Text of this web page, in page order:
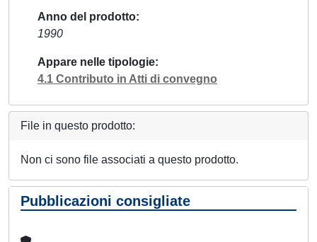
Anno del prodotto
1990
Appare nelle tipologie
4.1 Contributo in Atti di convegno
File in questo prodotto:
Non ci sono file associati a questo prodotto.
Pubblicazioni consigliate